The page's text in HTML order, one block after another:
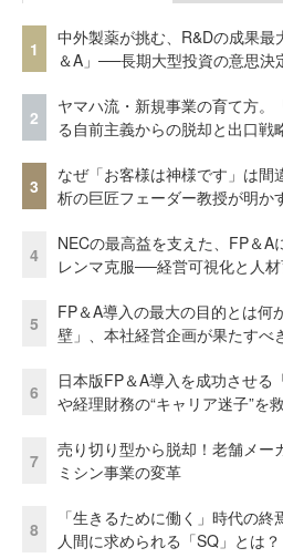
1
中外製薬が挑む、R&Dの成果
＆A」──長期大型投資の意思決
2
ヤマハ流・新規事業の育て方。
る自前主義からの脱却と出口戦
3
なぜ「お客様は神様です」は
析の巨匠フェーダー教授が明か
4
NECの最高益を支えた、FP＆A
レンマ克服──経営可視化と人
5
FP＆A導入の最大の目的とは
壁」、本社経営企画が果たすべ
6
日本版FP＆A導入を成功させ
や経理財務の“キャリア迷子”を
7
売り切り型から脱却！老舗メー
ミシン事業の変革
8
「生きるために働く」時代の
人間に求められる「SQ」とは？